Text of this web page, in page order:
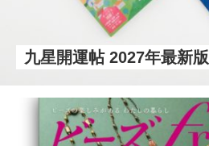
九星開運帖 2027年最新版